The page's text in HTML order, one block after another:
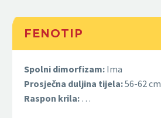
FENOTIP
Spolni dimorfizam: Ima
Prosječna duljina tijela:56-62 cm
Raspon krila: …